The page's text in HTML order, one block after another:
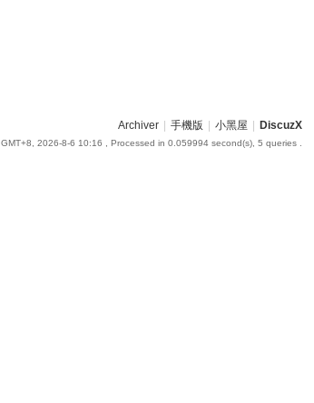
Archiver 手機版 小黑屋 DiscuzX
GMT+8, 2026-8-6 10:16 , Processed in 0.059994 second(s), 5 queries .